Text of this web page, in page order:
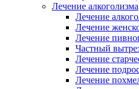
Лечение алкоголизма
Лечение
Лечение
Лечение
Частный
Лечение
Лечение
Лечение